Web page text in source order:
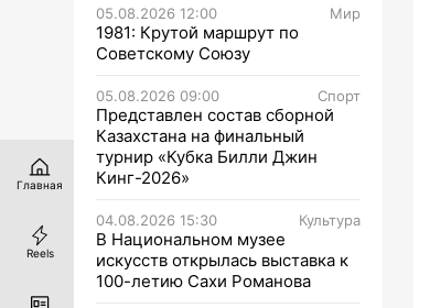
05.08.2026 12:00 Мир
1981: Крутой маршрут по
Советскому Союзу
05.08.2026 09:00 Спорт
Представлен состав сборной
Казахстана на финальный
турнир «Кубка Билли Джин
Кинг-2026»
04.08.2026 15:30 Культура
В Национальном музее
искусств открылась выставка к
100-летию Сахи Романова
Главная
Reels